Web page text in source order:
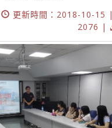
更新時間：2018-10-15 |
2076 |